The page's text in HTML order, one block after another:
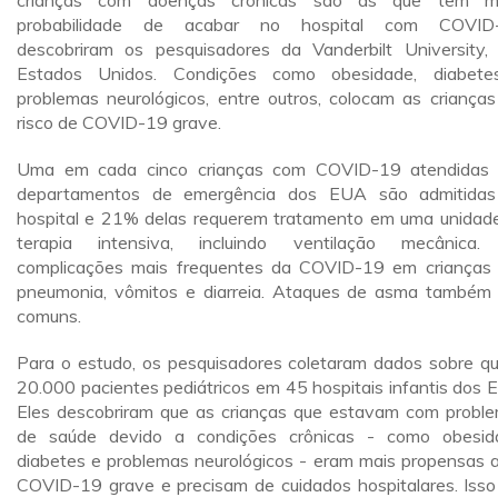
probabilidade de acabar no hospital com
descobriram os pesquisadores da Vanderbilt University,
Estados Unidos. Condições como obesidade,
problemas neurológicos, entre outros, colocam as
risco de COVID-19 grave.
Uma em cada cinco crianças com COVID-19 atendidas
departamentos de emergência dos EUA são
hospital e 21% delas requerem tratamento em uma
terapia intensiva, incluindo ventilação
complicações mais frequentes da COVID-19 em crianças
pneumonia, vômitos e diarreia. Ataques de asma também
comuns.
Para o estudo, os pesquisadores coletaram dados sobre
20.000 pacientes pediátricos em 45 hospitais infantis dos
Eles descobriram que as crianças que estavam com
de saúde devido a condições crônicas - como
diabetes e problemas neurológicos - eram mais propensas
COVID-19 grave e precisam de cuidados hospitalares.